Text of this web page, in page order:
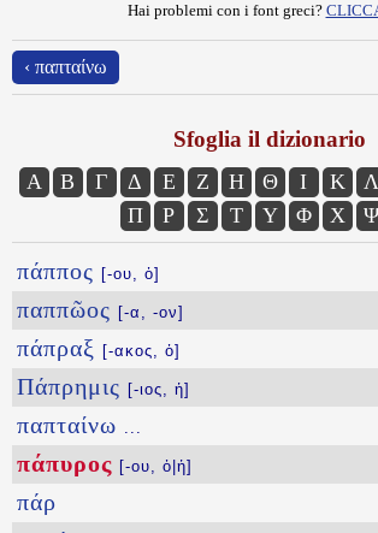
Hai problemi con i font greci?
‹ παπταίνω
Sfoglia il dizionario
Α Β Γ Δ Ε Ζ Η Θ Ι Κ Λ
Π
Ρ Σ Τ Υ Φ Χ Ψ
πάππος [-ου, ὁ]
παππῶος [-α, -ον]
πάπραξ [-ακος, ὁ]
Πάπρημις [-ιος, ἡ]
παπταίνω ...
πάπυρος [-ου, ὁ|ἡ]
πάρ